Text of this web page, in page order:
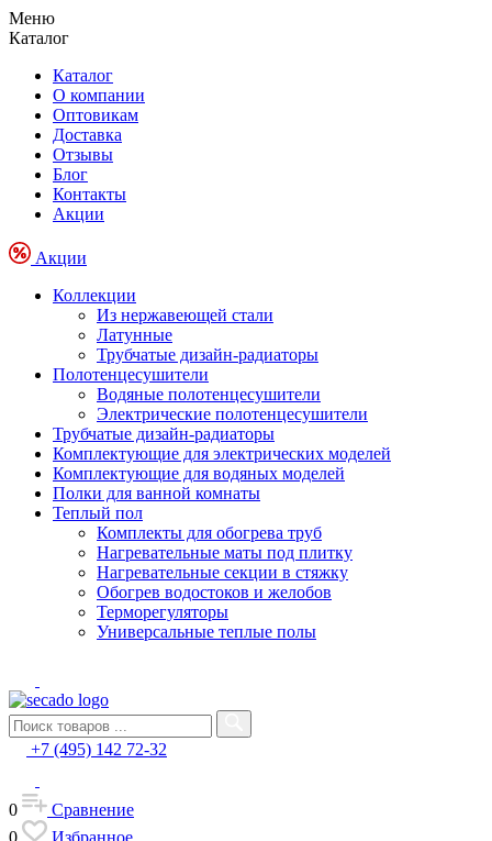
Меню
Каталог
Каталог
О компании
Оптовикам
Доставка
Отзывы
Блог
Контакты
Акции
Акции
Коллекции
Из нержавеющей стали
Латунные
Трубчатые дизайн-радиаторы
Полотенцесушители
Водяные полотенцесушители
Электрические полотенцесушители
Трубчатые дизайн-радиаторы
Комплектующие для электрических моделей
Комплектующие для водяных моделей
Полки для ванной комнаты
Теплый пол
Комплекты для обогрева труб
Нагревательные маты под плитку
Нагревательные секции в стяжку
Обогрев водостоков и желобов
Терморегуляторы
Универсальные теплые полы
+7 (495) 142 72-32
0
Сравнение
0
Избранное